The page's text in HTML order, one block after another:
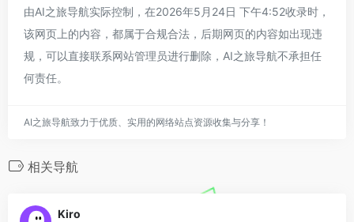
由AI之旅导航实际控制，在2026年5月24日 下午4:52收录时，
该网页上的内容，都属于合规合法，后期网页的内容如出现违
规，可以直接联系网站管理员进行删除，AI之旅导航不承担任
何责任。
AI之旅导航致力于优质、实用的网络站点资源收集与分享！
相关导航
Kiro